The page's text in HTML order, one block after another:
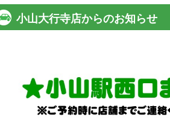
小山大行寺店からのお知らせ